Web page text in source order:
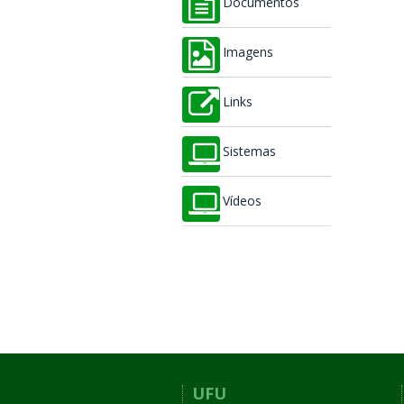
Documentos
Imagens
Links
Sistemas
Vídeos
UFU